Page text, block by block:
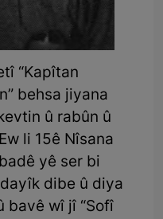
“Kapîtan
behsa jiyana
û rabûn û
li 15ê Nîsana
yê ser bi
dibe û diya
bavê wî jî “Sofî